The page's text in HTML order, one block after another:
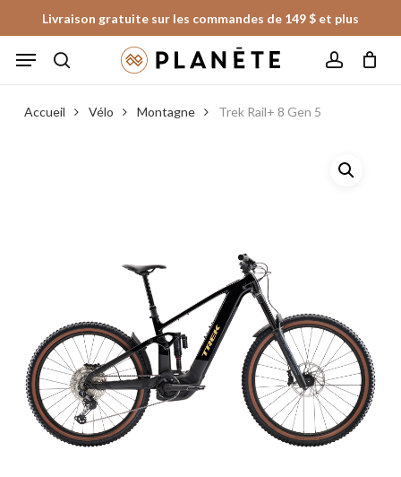
to
main
Livraison gratuite sur les commandes de 149 $ et plus
Menu
Fermer
le
panier
Accueil Vélo Montagne Trek Rail+ 8 Gen 5